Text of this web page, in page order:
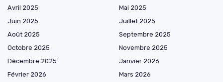
Avril 2025
Mai 2025
Juin 2025
Juillet 2025
Août 2025
Septembre 2025
Octobre 2025
Novembre 2025
Décembre 2025
Janvier 2026
Février 2026
Mars 2026